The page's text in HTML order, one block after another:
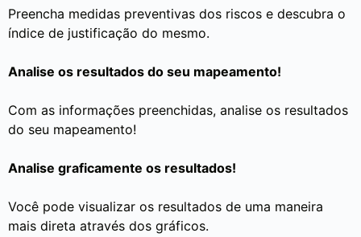
Preencha medidas preventivas dos riscos e descubra o
índice de justificação do mesmo.
Analise os resultados do seu mapeamento!
Com as informações preenchidas, analise os resultados
do seu mapeamento!
Analise graficamente os resultados!
Você pode visualizar os resultados de uma maneira
mais direta através dos gráficos.